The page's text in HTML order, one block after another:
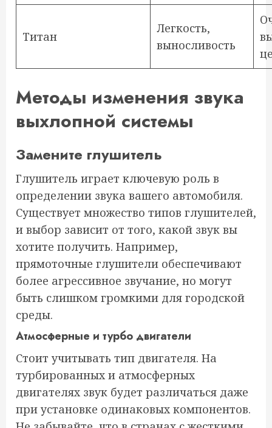
Титан
Легкость,
выносливость
Методы изменения звука
выхлопной системы
Замените глушитель
Глушитель играет ключевую роль в
определении звука вашего автомобиля.
Существует множество типов глушителей,
и выбор зависит от того, какой звук вы
хотите получить. Например,
прямоточные глушители обеспечивают
более агрессивное звучание, но могут
быть слишком громкими для городской
среды.
Атмосферные и турбо двигатели
Стоит учитывать тип двигателя. На
турбированных и атмосферных
двигателях звук будет различаться даже
при установке одинаковых компонентов.